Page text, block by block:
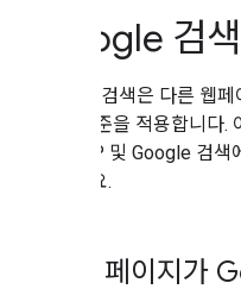
Google 검
Google 검색은 다른 웹
일한 기준을 적용합니
인, AMP 및 Google 검
고하세요.
AMP 페이지가